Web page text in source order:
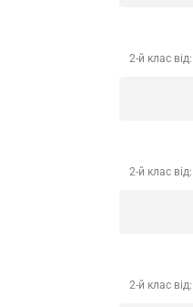
2-й клас від:
2-й клас від:
2-й клас від: